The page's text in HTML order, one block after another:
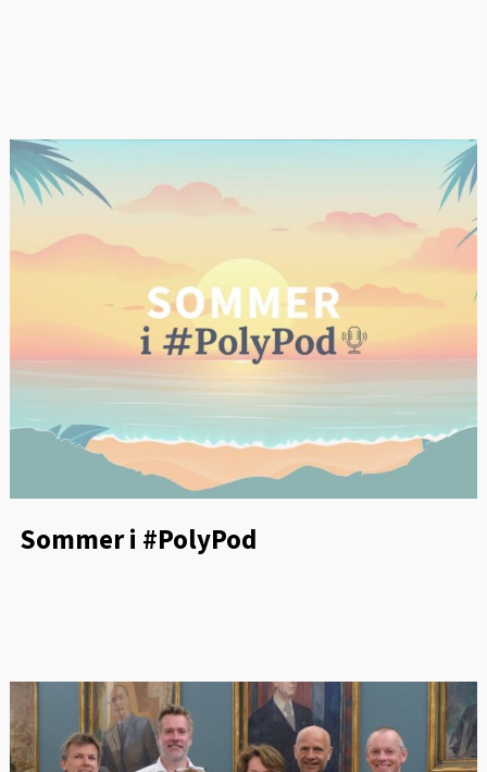
Sommer i #PolyPod